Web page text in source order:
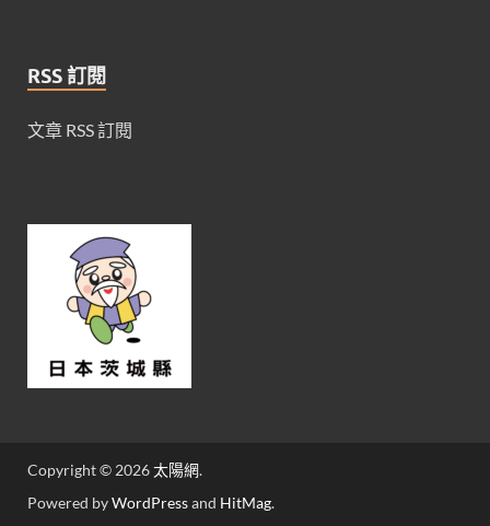
RSS 訂閱
文章 RSS 訂閱
Copyright © 2026太陽網.
Powered byWordPressand HitMag.